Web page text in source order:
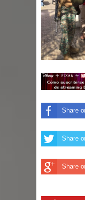
Se
las
Share
Share
Share